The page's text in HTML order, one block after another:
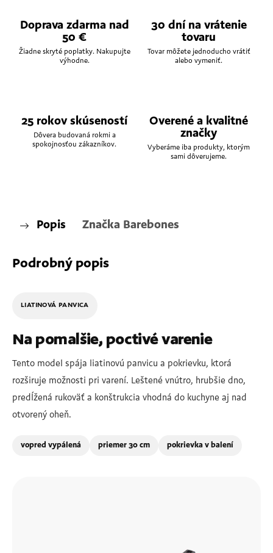
Doprava zdarma nad
50 €
Žiadne skryté poplatky. Nakupujte
výhodne.
30 dní na vrátenie
tovaru
Tovar môžete jednoducho vrátiť
alebo vymeniť.
25 rokov skúseností
Dôvera budovaná rokmi a
spokojnosťou zákazníkov.
Overené a kvalitné
značky
Vyberáme iba produkty, ktorým
sami dôverujeme.
Popis Značka Barebones
Podrobný popis
LIATINOVÁ PANVICA
Na pomalšie, poctivé varenie
Tento model spája liatinovú panvicu a pokrievku, ktorá
rozširuje možnosti pri varení. Leštené vnútro, hrubšie dno,
predĺžená rukoväť a konštrukcia vhodná do kuchyne aj nad
otvorený oheň.
vopred vypálená priemer 30 cm pokrievka v balení